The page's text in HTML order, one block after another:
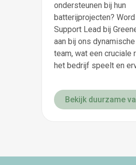
ondersteunen bij hun
batterijprojecten?
Support Lead bij
aan bij ons
team, wat een cruciale
het bedrijf speelt en
Bekijk duurzame